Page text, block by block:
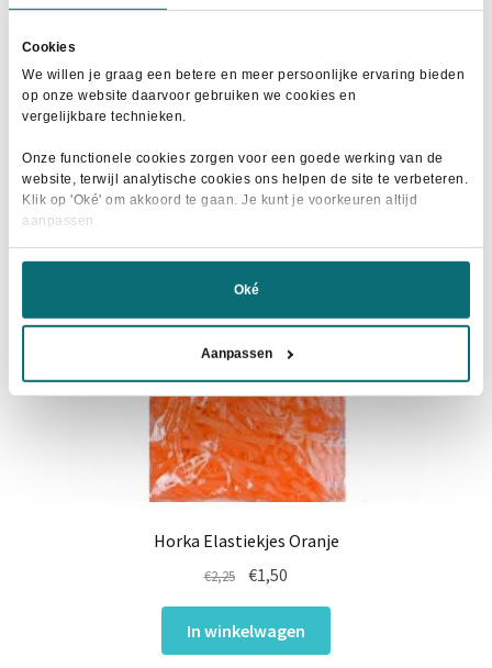
Cookies
We willen je graag een betere en meer persoonlijke ervaring bieden
op onze website daarvoor gebruiken we cookies en
vergelijkbare technieken.
Onze functionele cookies zorgen voor een goede werking van de
website, terwijl analytische cookies ons helpen de site te verbeteren.
Klik op 'Oké' om akkoord te gaan. Je kunt je voorkeuren altijd
aanpassen.
Oké
Aanpassen
prijs
€69,95.
prijs
€50,00.
heeft
Deze
optie
gekozen
de
Horka Elastiekjes Oranje
AANBIEDING!
€2,25
Oorspronkelijke
was:
€2,25.
€1,50
is:
€1,50.
In winkelwagen